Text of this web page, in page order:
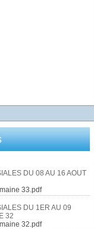
DU 08 AU 16 AOUT
33.pdf
DU 1ER AU 09
32
32.pdf